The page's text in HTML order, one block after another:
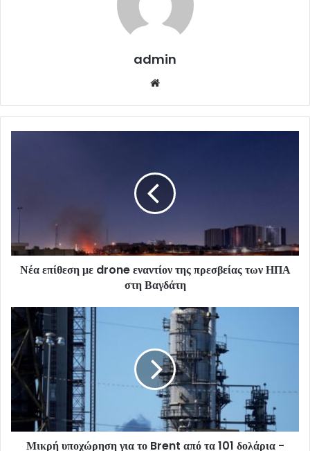
admin
Νέα επίθεση με drone εναντίον της πρεσβείας των ΗΠΑ
στη Βαγδάτη
Μικρή υποχώρηση για το Brent από τα 101 δολάρια -